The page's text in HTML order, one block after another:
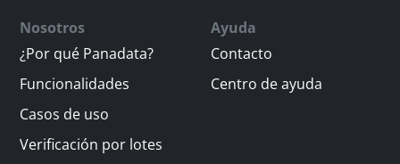
Nosotros
¿Por qué Panadata?
Funcionalidades
Casos de uso
Verificación por lotes
Ayuda
Contacto
Centro de ayuda